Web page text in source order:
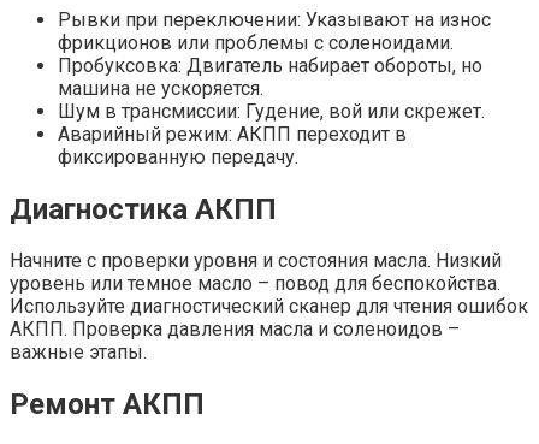
Рывки при переключении: Указывают на износ
фрикционов или проблемы с соленоидами.
Пробуксовка: Двигатель набирает обороты, но
машина не ускоряется.
Шум в трансмиссии: Гудение, вой или скрежет.
Аварийный режим: АКПП переходит в
фиксированную передачу.
Диагностика АКПП
Начните с проверки уровня и состояния масла. Низкий
уровень или темное масло – повод для беспокойства.
Используйте диагностический сканер для чтения ошибок
АКПП. Проверка давления масла и соленоидов –
важные этапы.
Ремонт АКПП